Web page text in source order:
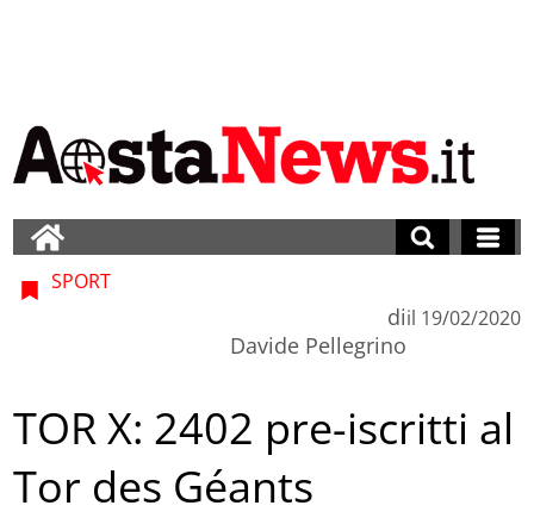
SPORT
di
Davide Pellegrino
il 19/02/2020
TOR X: 2402 pre-iscritti al
Tor des Géants